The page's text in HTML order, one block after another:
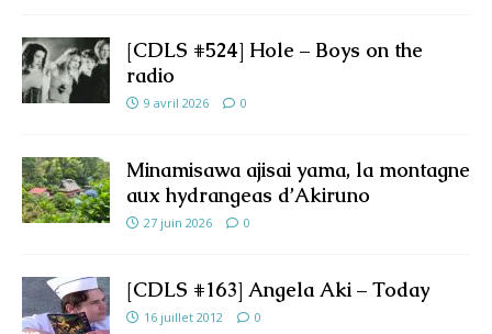
[CDLS #524] Hole – Boys on the
radio
9 avril 2026 0
Minamisawa ajisai yama, la montagne
aux hydrangeas d’Akiruno
27 juin 2026 0
[CDLS #163] Angela Aki – Today
16 juillet 2012 0